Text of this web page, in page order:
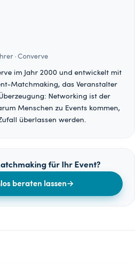
· Converve
im Jahr 2000 und entwickelt mit
Matchmaking, das Veranstalter
Networking ist der
Menschen zu Events kommen,
überlassen werden.
für Ihr Event?
beraten lassen→